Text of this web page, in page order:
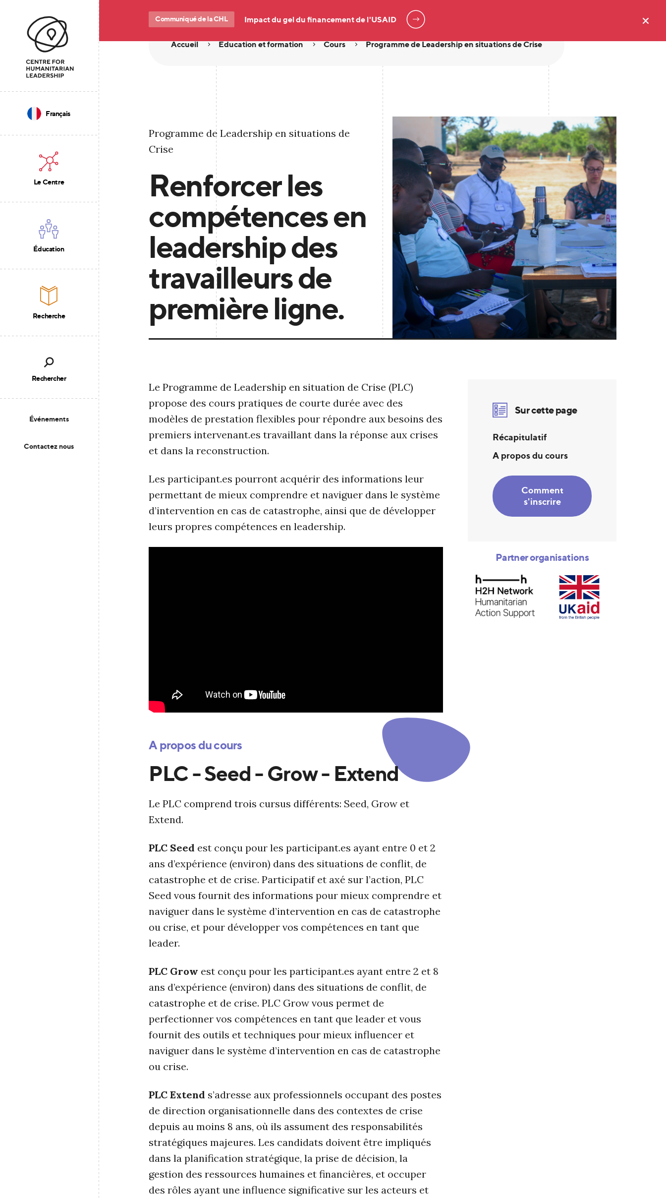
Le Centre
Éducation
Recherche
Événements
Contactez nous
Français
Rechercher
Communiqué de la CHL Impact du gel du financement de l'USAID
Accueil Éducation et formation Cours Programme de Leadership en situations de Crise
Renforcer les
compétences en
leadership des
travailleurs de
première ligne.
Programme de Leadership en situations de
Crise
Le Programme de Leadership en situation de Crise (PLC)
propose des cours pratiques de courte durée avec des
modèles de prestation flexibles pour répondre aux besoins des
premiers intervenant.es travaillant dans la réponse aux crises
et dans la reconstruction.
Les participant.es pourront acquérir des informations leur
permettant de mieux comprendre et naviguer dans le système
d’intervention en cas de catastrophe, ainsi que de développer
leurs propres compétences en leadership.
A propos du cours
PLC - Seed - Grow - Extend
Le PLC comprend trois cursus différents: Seed, Grow et
Extend.
PLC Seed est conçu pour les participant.es ayant entre 0 et 2
ans d’expérience (environ) dans des situations de conflit, de
catastrophe et de crise. Participatif et axé sur l’action, PLC
Seed vous fournit des informations pour mieux comprendre et
naviguer dans le système d’intervention en cas de catastrophe
ou crise, et pour développer vos compétences en tant que
leader.
PLC Grow est conçu pour les participant.es ayant entre 2 et 8
ans d’expérience (environ) dans des situations de conflit, de
catastrophe et de crise. PLC Grow vous permet de
perfectionner vos compétences en tant que leader et vous
fournit des outils et techniques pour mieux influencer et
naviguer dans le système d’intervention en cas de catastrophe
ou crise.
PLC Extend s’adresse aux professionnels occupant des postes
de direction organisationnelle dans des contextes de crise
depuis au moins 8 ans, où ils assument des responsabilités
stratégiques majeures. Les candidats doivent être impliqués
dans la planification stratégique, la prise de décision, la
gestion des ressources humaines et financières, et occuper
des rôles ayant une influence significative sur les acteurs et
Sur cette page
Récapitulatif
A propos du cours
Comment
s'inscrire
Partner organisations